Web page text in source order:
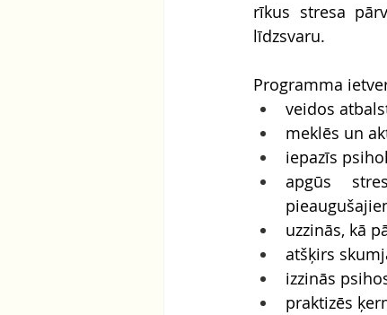
rīkus stresa
līdzsvaru.
Programma
veidos
meklēs un
iepazīs
apgūs
uzzinās, kā
atšķirs
izzinās
praktizēs